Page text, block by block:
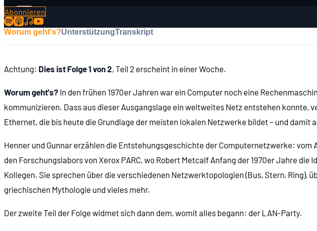
00:08:44
00:13:04 - Dezentrale Kommunikation im DECnet
00:19:12 - Metcalfe startet am Xerox PARC
00:21:03 - Metcalfe entdeckt das ALOHANET
00:26:05 - Der Xerox Alto
Abonnieren
Worum geht's?UnterstützungTranskript
Achtung: Dies ist Folge 1 von 2, Teil 2 erscheint in einer Woche.
Worum geht's? In den frühen 1970er Jahren war ein Computer noch eine
kommunizieren. Dass aus dieser Ausgangslage ein weltweites Netz entstehen konnte,
Ethernet, die bis heute die Grundlage der meisten lokalen Netzwerke bildet – und damit
Henner und Gunnar erzählen die Entstehungsgeschichte der Computernetzwerke:
den Forschungslabors von Xerox PARC, wo Robert Metcalf Anfang der 1970er Jahre
Kollegen. Sie sprechen über die verschiedenen Netzwerktopologien (Bus, Stern, Ring),
griechischen Mythologie und vieles mehr.
Der zweite Teil der Folge widmet sich dann dem, womit alles begann: der LAN-Party.